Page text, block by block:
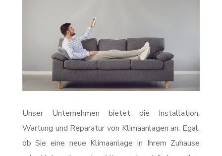
Unser Unternehmen bietet die Installation,
Wartung und Reparatur von Klimaanlagen an. Egal,
ob Sie eine neue Klimaanlage in Ihrem Zuhause